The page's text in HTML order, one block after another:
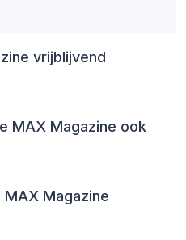
vrijblijvend
MAX Magazine ook
Magazine